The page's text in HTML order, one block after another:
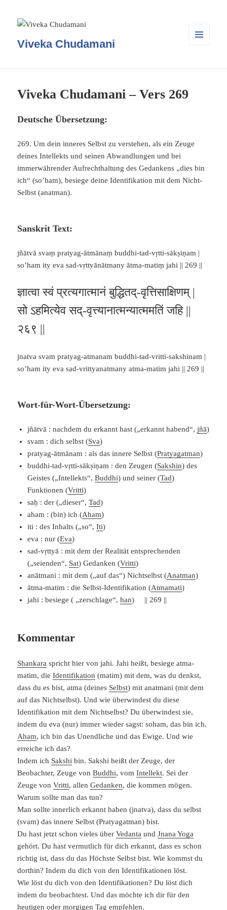
Viveka Chudamani
Viveka Chudamani – Vers 269
Deutsche Übersetzung:
269. Um dein inneres Selbst zu verstehen, als ein Zeuge
deines Intellekts und seinen Abwandlungen und bei
immerwährender Aufrechthaltung des Gedankens „dies bin
ich“ (so’ham), besiege deine Identifikation mit dem Nicht-
Selbst (anatman).
Sanskrit Text:
jñātvā svaṃ pratyag-ātmānaṃ buddhi-tad-vṛtti-sākṣiṇam |
so’ham ity eva sad-vṛttyānātmany ātma-matiṃ jahi || 269 ||
ज्ञात्वा स्वं प्रत्यगात्मानं बुद्धितद्-वृत्तिसाक्षिणम् |
सो ऽहमित्येव सद्-वृत्त्यानात्मन्यात्ममतिं जहि ||
२६९ ||
jnatva svam pratyag-atmanam buddhi-tad-vritti-sakshinam |
so’ham ity eva sad-vrittyanatmany atma-matim jahi || 269 ||
Wort-für-Wort-Übersetzung:
jñātvā : nachdem du erkannt hast („erkannt habend“,jñā)
svam : dich selbst (Sva)
pratyag-ātmānam : als das innere Selbst (Pratyagatman)
buddhi-tad-vṛtti-sākṣiṇam : den Zeugen (Sakshin) des
Geistes („Intellekts“,Buddhi) und seiner (Tad)
Funktionen (Vritti)
saḥ : der („dieser“,Tad)
aham : (bin) ich (Aham)
iti : des Inhalts („so“,Iti)
eva : nur (Eva)
sad-vṛttyā : mit dem der Realität entsprechenden
(„seienden“, Sat) Gedanken (Vritti)
anātmani : mit dem („auf das“) Nichtselbst (Anatman)
ātma-matim : die Selbst-Identifikation (Atmamati)
jahi : besiege ( „zerschlage“,han) || 269 ||
Kommentar
Shankara spricht hier von jahi. Jahi heißt, besiege atma-
matim, dieIdentifikation (matim) mit dem, was du denkst,
dass du es bist, atma (deines Selbst) mit anatmani (mit dem
auf das Nichtselbst). Und wie überwindest du diese
Identifikation mit dem Nichtselbst? Du überwindest sie,
indem du eva (nur) immer wieder sagst: soham, das bin ich.
Aham, ich bin das Unendliche und das Ewige. Und wie
erreiche ich das?
Indem ich Sakshi bin. Sakshi heißt der Zeuge, der
Beobachter, Zeuge vonBuddhi, vomIntellekt. Sei der
Zeuge vonVritti, allenGedanken, die kommen mögen.
Warum sollte man das tun?
Man sollte innerlich erkannt haben (jnatva), dass du selbst
(svam) das innere Selbst (Pratyagatman) bist.
Du hast jetzt schon vieles überVedanta undJnana Yoga
gehört. Du hast vermutlich für dich erkannt, dass es schon
richtig ist, dass du das Höchste Selbst bist. Wie kommst du
dorthin? Indem du dich von den Identifikationen löst.
Wie löst du dich von den Identifikationen? Du löst dich
indem du beobachtest. Und das möchte ich dir für den
heutigen oder morgigen Tag empfehlen.